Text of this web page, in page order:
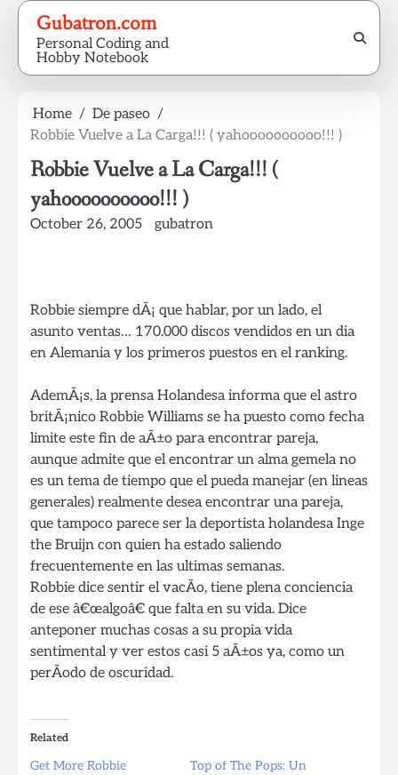
Skip
content
Gubatron.com
Personal Coding and
Hobby Notebook
Home
De paseo
Robbie Vuelve a La Carga!!! ( yahoooooooooo!!! )
Robbie Vuelve a La Carga!!! (
yahoooooooooo!!! )
October 26, 2005 gubatron
Robbie siempre dÃ¡ que hablar, por un lado, el
asunto ventas… 170.000 discos vendidos en un dia
en Alemania y los primeros puestos en el ranking.
AdemÃ¡s, la prensa Holandesa informa que el astro
britÃ¡nico Robbie Williams se ha puesto como fecha
limite este fin de aÃ±o para encontrar pareja,
aunque admite que el encontrar un alma gemela no
es un tema de tiempo que el pueda manejar (en lineas
generales) realmente desea encontrar una pareja,
que tampoco parece ser la deportista holandesa Inge
the Bruijn con quien ha estado saliendo
frecuentemente en las ultimas semanas.
Robbie dice sentir el vacÃ­o, tiene plena conciencia
de ese â€œalgoâ€ que falta en su vida. Dice
anteponer muchas cosas a su propia vida
sentimental y ver estos casi 5 aÃ±os ya, como un
perÃ­odo de oscuridad.
Related
Get More Robbie
Top of The Pops: Un